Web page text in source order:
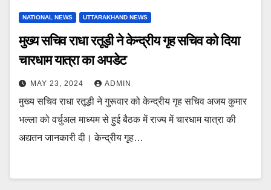
NATIONAL NEWS UTTARAKHAND NEWS
मुख्य सचिव राधा रतूड़ी ने केन्द्रीय गृह सचिव को दिया
चारधाम यात्रा का अपडेट
MAY 23, 2024 ADMIN
मुख्य सचिव राधा रतूड़ी ने गुरूवार को केन्द्रीय गृह सचिव अजय कुमार
भल्ला को वर्चुअल माध्यम से हुई बैठक में राज्य में चारधाम यात्रा की
अद्यतन जानकारी दी। केन्द्रीय गृह…